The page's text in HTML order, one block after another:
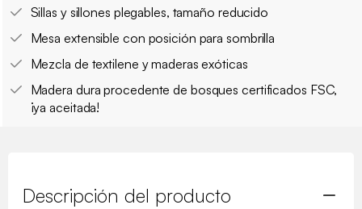
Sillas y sillones plegables, tamaño reducido
Mesa extensible con posición para sombrilla
Mezcla de textilene y maderas exóticas
Madera dura procedente de bosques certificados FSC,
¡ya aceitada!
Descripción del producto